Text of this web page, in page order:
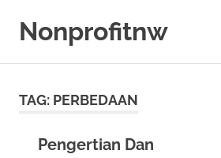
Nonprofitnw
Hari
TAG: PERBEDAAN
Pengertian Dan